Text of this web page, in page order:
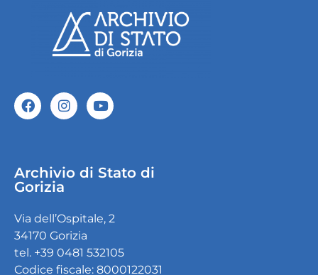
Archivio di Stato di
Gorizia
Via dell’Ospitale, 2
34170 Gorizia
tel. +39 0481 532105
Codice fiscale: 8000122031